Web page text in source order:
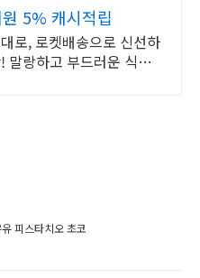
5% 캐시적립
로, 로켓배송으로 신선하
말랑하고 부드러운 식감
피스타치오 초코